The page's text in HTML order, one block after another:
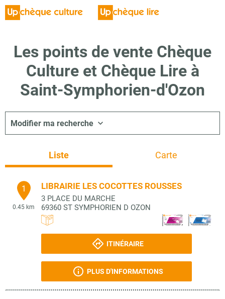
Les points de vente Chèque
Culture et Chèque Lire à
Saint-Symphorien-d'Ozon
Modifier ma recherche
Liste Carte
1
0.45 km
LIBRAIRIE LES COCOTTES ROUSSES
3 PLACE DU MARCHE
69360 ST SYMPHORIEN D OZON
ITINÉRAIRE
PLUS D'INFORMATIONS